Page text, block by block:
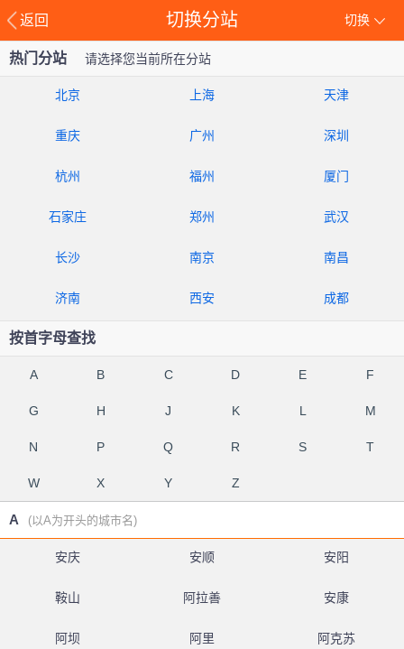
返回 切换
切换分站
热门分站 请选择您当前所在分站
北京 上海 天津
重庆 广州 深圳
杭州 福州 厦门
石家庄 郑州 武汉
长沙 南京 南昌
济南 西安 成都
按首字母查找
A B C D E F
G H J K L M
N P Q R S T
W X Y Z
A (以A为开头的城市名)
安庆 安顺 安阳
鞍山 阿拉善 安康
阿坝 阿里 阿克苏